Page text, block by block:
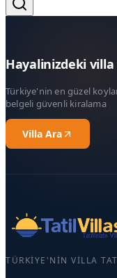
Hayalinizdeki
Türkiye'nin en güzel
belgeli güvenli kiralama
Villa Ara
TÜRKIYE'NIN VILLA